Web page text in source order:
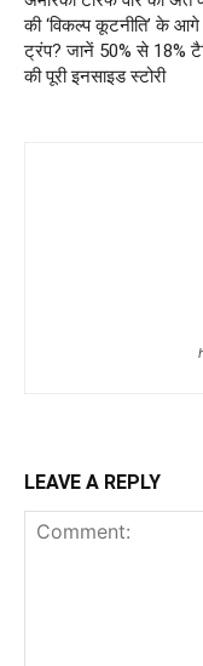
की ‘विकल्प कूटनीति’ के
ट्रंप? जानें 50% से 18%
की पूरी इनसाइड स्टोरी
LEAVE A REPLY